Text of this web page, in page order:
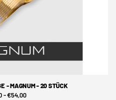
- MAGNUM - 20 STÜCK
- €54,00